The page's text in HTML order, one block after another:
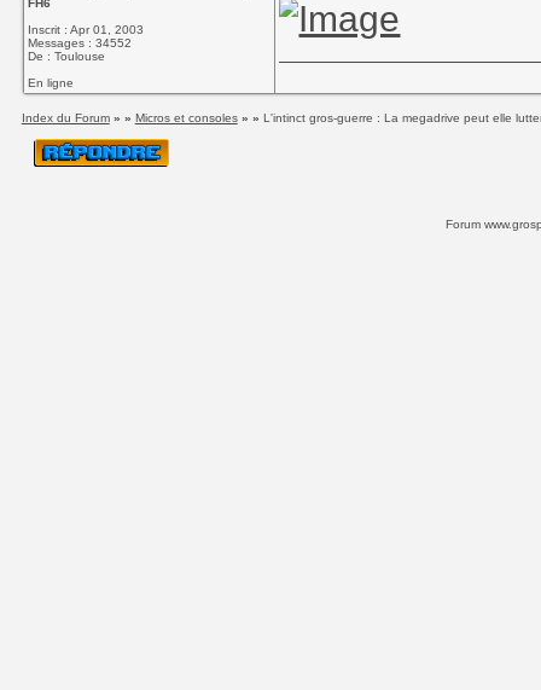
1992 ?
On attend la
FH6
Inscrit : Apr 01, 2003
Messages : 34552
De : Toulouse
En ligne
Index du Forum» » Micros et consoles» » L'intinct gros-guerre : La megadrive peut elle
Forum